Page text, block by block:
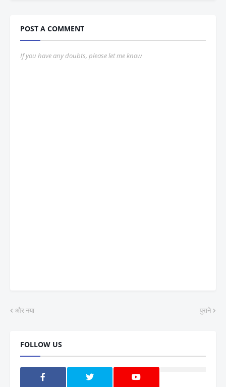
POST A COMMENT
If you have any doubts, please let me know
और नया पुराने
FOLLOW US